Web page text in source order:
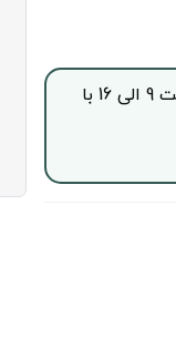
جهت خرید این محصول بصورت اقساط با چک صیادی، از ساعت 9 الی 16 با